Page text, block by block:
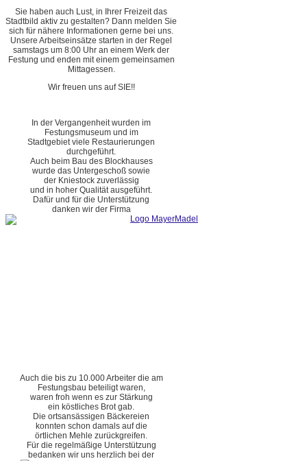
Sie haben auch Lust, in Ihrer Freizeit das
Stadtbild aktiv zu gestalten? Dann melden Sie
sich für nähere Informationen gerne bei uns.
Unsere Arbeitseinsätze starten in der Regel
samstags um 8:00 Uhr an einem Werk der
Festung und enden mit einem gemeinsamen
Mittagessen.
Wir freuen uns auf SIE!!
In der Vergangenheit wurden im
Festungsmuseum und im
Stadtgebiet viele Restaurierungen
durchgeführt.
Auch beim Bau des Blockhauses
wurde das Untergeschoß sowie
der Kniestock zuverlässig
und in hoher Qualität ausgeführt.
Dafür und für die Unterstützung
danken wir der Firma
Auch die bis zu 10.000 Arbeiter die am
Festungsbau beteiligt waren,
waren froh wenn es zur Stärkung
ein köstliches Brot gab.
Die ortsansässigen Bäckereien
konnten schon damals auf die
örtlichen Mehle zurückgreifen.
Für die regelmäßige Unterstützung
bedanken wir uns herzlich bei der